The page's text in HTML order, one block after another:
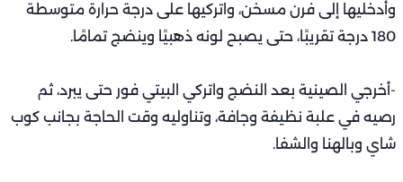
وأدخليها إلى فرن مسخن، واتركيها على درجة حرارة متوسطة
180 درجة تقريبًا، حتى يصبح لونه ذهبيًا وينضج تمامًا.
-أخرجي الصينية بعد النضج واتركي البيتي فور حتى يبرد، ثم
رصيه في علبة نظيفة وجافة، وتناوليه وقت الحاجة بجانب كوب
شاي وبالهنا والشفا.